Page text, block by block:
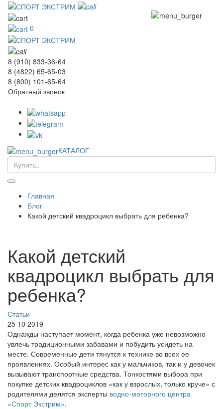
0
8 (910) 833-36-64
8 (4822) 65-65-03
8 (800) 101-65-64
Обратный звонок
КАТАЛОГ
Главная
Блог
Какой детский квадроцикл выбрать для ребенка?
Какой детский
квадроцикл выбрать для
ребенка?
Статьи
25 10 2019
Однажды наступает момент, когда ребенка уже невозможно
увлечь традиционными забавами и побудить усидеть на
месте. Современные дети тянутся к технике во всех ее
проявлениях. Особый интерес как у мальчиков, так и у девочек
вызывают транспортные средства. Тонкостями выбора при
покупке детских квадроциклов «как у взрослых, только круче» с
родителями делятся эксперты водно-моторного центра
«Спорт Экстрим».